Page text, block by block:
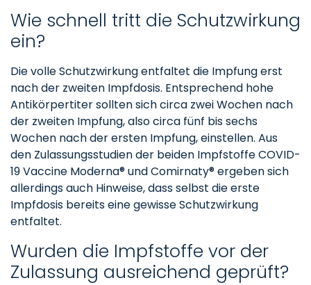
Wie schnell tritt die Schutzwirkung
ein?
Die volle Schutzwirkung entfaltet die Impfung erst
nach der zweiten Impfdosis. Entsprechend hohe
Antikörpertiter sollten sich circa zwei Wochen nach
der zweiten Impfung, also circa fünf bis sechs
Wochen nach der ersten Impfung, einstellen. Aus
den Zulassungsstudien der beiden Impfstoffe COVID-
19 Vaccine Moderna® und Comirnaty® ergeben sich
allerdings auch Hinweise, dass selbst die erste
Impfdosis bereits eine gewisse Schutzwirkung
entfaltet.
Wurden die Impfstoffe vor der
Zulassung ausreichend geprüft?